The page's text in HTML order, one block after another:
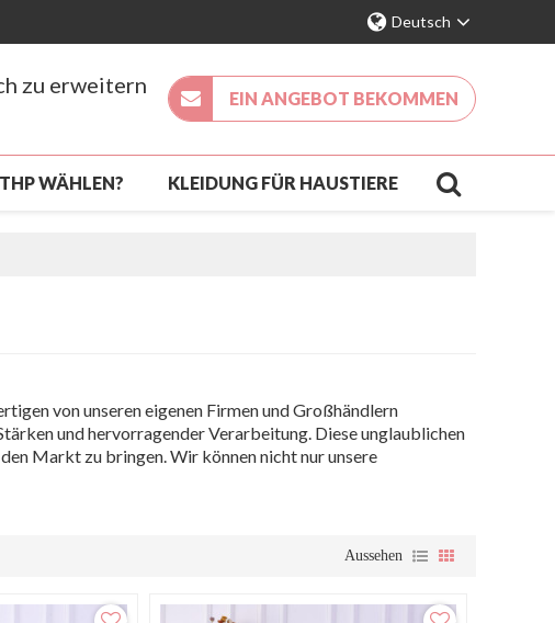
Deutsch
zu erweitern
EIN ANGEBOT BEKOMMEN
WÄHLEN? KLEIDUNG FÜR HAUSTIERE
von unseren eigenen Firmen und Großhändlern
und hervorragender Verarbeitung. Diese unglaublichen
Markt zu bringen. Wir können nicht nur unsere
Aussehen